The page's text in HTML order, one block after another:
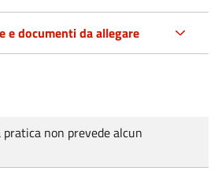
e documenti da allegare
non prevede alcun